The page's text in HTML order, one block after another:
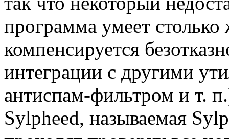
программа умеет
компенсируется
интеграции с другими
антиспам-фильтром и т.
Sylpheed, называемая